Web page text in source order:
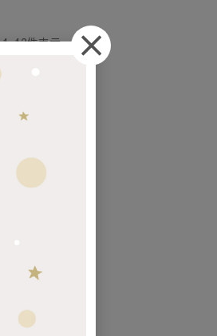
1-12件表示